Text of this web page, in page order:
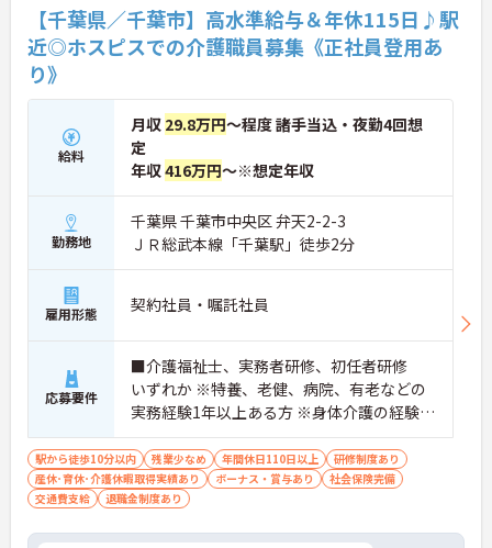
【千葉県／千葉市】高水準給与＆年休115日♪駅
近◎ホスピスでの介護職員募集《正社員登用あ
り》
給料
月収 29.8万円～程度 諸手当込・夜勤4回想
定
年収416万円～※想定年収
勤務地
千葉県 千葉市中央区 弁天2-2-3
ＪＲ総武本線「千葉駅」徒歩2分
雇用形態 契約社員・嘱託社員
応募要件
■介護福祉士、実務者研修、初任者研修
いずれか ※特養、老健、病院、有老などの
実務経験1年以上ある方 ※身体介護の経験年
以上ある方、機械浴の使用の経験のある方
歓迎
駅から徒歩10分以内 残業少なめ 年間休日110日以上
研修制度あり
産休･育休･介護休暇取得実績あり
ボーナス・賞与あり
社会保険完備
交通費支給
退職金制度あり